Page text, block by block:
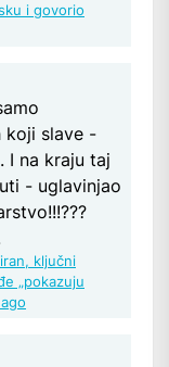
i govorio
koji slave -
I na kraju taj
- uglavinjao
ključni
„pokazuju